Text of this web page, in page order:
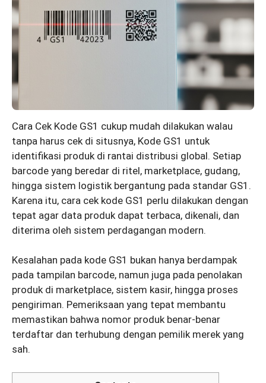
Cara Cek Kode GS1 cukup mudah dilakukan walau
tanpa harus cek di situsnya, Kode GS1 untuk
identifikasi produk di rantai distribusi global. Setiap
barcode yang beredar di ritel, marketplace, gudang,
hingga sistem logistik bergantung pada standar GS1.
Karena itu, cara cek kode GS1 perlu dilakukan dengan
tepat agar data produk dapat terbaca, dikenali, dan
diterima oleh sistem perdagangan modern.
Kesalahan pada kode GS1 bukan hanya berdampak
pada tampilan barcode, namun juga pada penolakan
produk di marketplace, sistem kasir, hingga proses
pengiriman. Pemeriksaan yang tepat membantu
memastikan bahwa nomor produk benar-benar
terdaftar dan terhubung dengan pemilik merek yang
sah.